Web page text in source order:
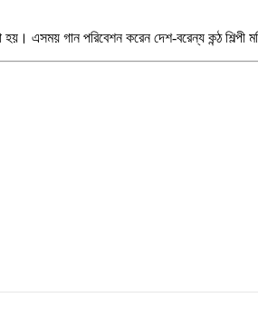
এসময় গান পরিবেশন করেন দেশ-বরেন্য কন্ঠ শিল্পী